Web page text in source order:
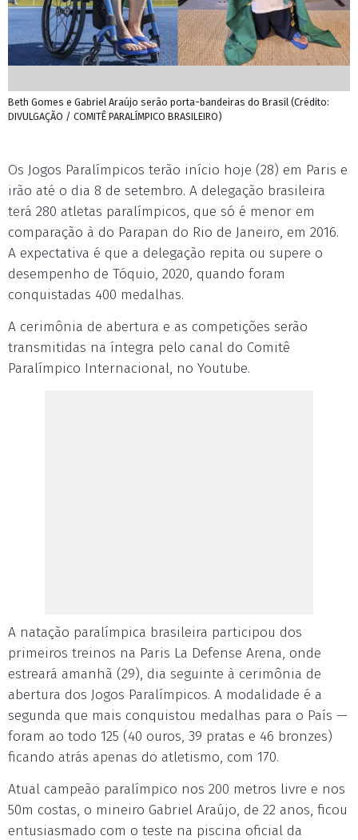
Beth Gomes e Gabriel Araújo serão porta-bandeiras do Brasil (Crédito:
DIVULGAÇÃO / COMITÊ PARALÍMPICO BRASILEIRO)
Os Jogos Paralímpicos terão início hoje (28) em Paris e
irão até o dia 8 de setembro. A delegação brasileira
terá 280 atletas paralímpicos, que só é menor em
comparação à do Parapan do Rio de Janeiro, em 2016.
A expectativa é que a delegação repita ou supere o
desempenho de Tóquio, 2020, quando foram
conquistadas 400 medalhas.
A cerimônia de abertura e as competições serão
transmitidas na íntegra pelo canal do Comitê
Paralímpico Internacional, no Youtube.
A natação paralímpica brasileira participou dos
primeiros treinos na Paris La Defense Arena, onde
estreará amanhã (29), dia seguinte à cerimônia de
abertura dos Jogos Paralímpicos. A modalidade é a
segunda que mais conquistou medalhas para o País —
foram ao todo 125 (40 ouros, 39 pratas e 46 bronzes)
ficando atrás apenas do atletismo, com 170.
Atual campeão paralímpico nos 200 metros livre e nos
50m costas, o mineiro Gabriel Araújo, de 22 anos, ficou
entusiasmado com o teste na piscina oficial da